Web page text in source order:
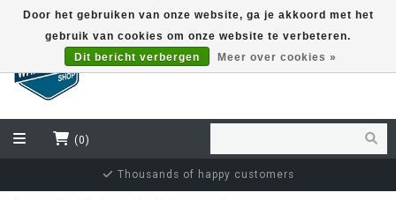
(0)
Independent bottler specialist
Door het gebruiken van onze website, ga je akkoord met het
gebruik van cookies om onze website te verbeteren.
Dit bericht verbergen
Meer over cookies »